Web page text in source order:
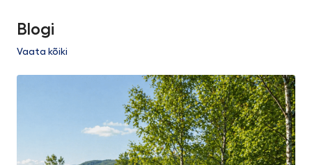
Blogi
Vaata kõiki